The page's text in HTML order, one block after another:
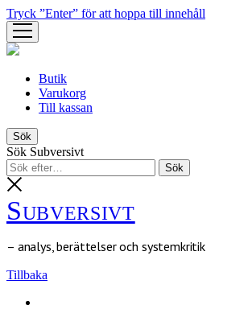
Tryck ”Enter” för att hoppa till innehåll
öppna
meny
Butik
Varukorg
Till kassan
Sök
Sök Subversivt
Subversivt
– analys, berättelser och systemkritik
Tillbaka